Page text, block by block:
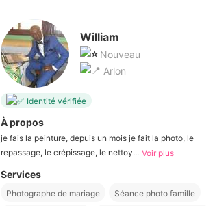
William
Nouveau
Arlon
Identité vérifiée
À propos
je fais la peinture, depuis un mois je fait la photo, le
repassage, le crépissage, le nettoy... Voir plus
Services
Photographe de mariage Séance photo famille